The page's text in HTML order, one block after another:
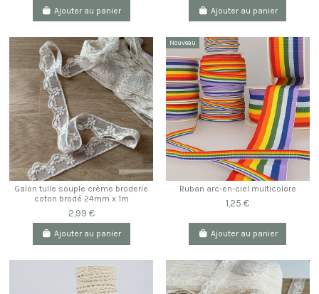
Ajouter au panier Ajouter au panier
Galon tulle souple crème broderie
coton brodé 24mm x 1m
2,99 €
Ajouter au panier
Nouveau
Ruban arc-en-ciel multicolore
1,25 €
Ajouter au panier